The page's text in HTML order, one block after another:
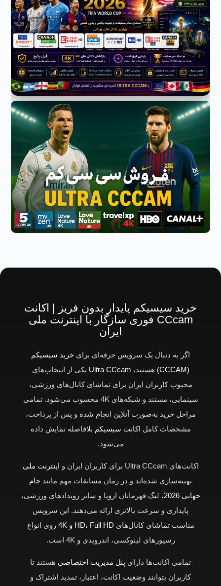
خرید سیسیکم پایدار بدون فریز | اکانت
CCcam فوری سازگار با اینترنت ملی
ایران
اگر به دنبال یک سرویس حرفه‌ای برای خرید سیسیکم
(CCCAM)
هستید، Ultra CCcam یکی از انتخاب‌های
محبوب کاربران ایران برای تماشای کانال‌های ورزشی،
سینمایی، مستند و شبکه‌های 4K محسوب می‌شود. تمامی
مراحل خرید به‌صورت آنلاین انجام شده و پس از پرداخت،
مشخصات کامل اکانت سیسیکم بلافاصله نمایش داده
می‌شود.
اکانت‌های Ultra CCcam برای کاربران ایران و
اینترنت ملی
بهینه‌سازی شده‌اند و در زمان مسابقات مهم مانند جام
جهانی 2026
، لیگ قهرمانان اروپا و سایر رویدادهای ورزشی،
پایداری و سرعت بالاتری ارائه می‌دهند. این سرویس
مناسب تماشای کانال‌های HD، Full HD و 4K
روی انواع
رسیورهای لینوکسی، اندرویدی و 4K است.
تمامی اکانت‌ها دارای پنل مدیریت اختصاصی هستند تا
کاربران بتوانند وضعیت اکانت، اعتبار، تمدید اشتراک و